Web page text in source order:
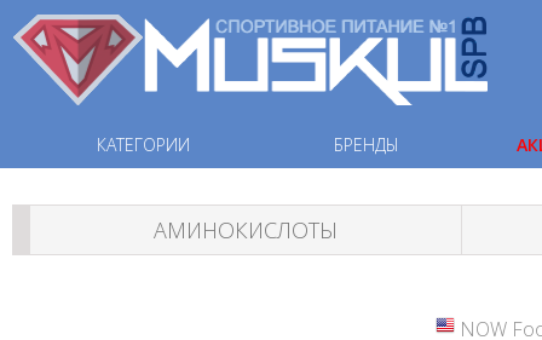
КАТЕГОРИИ БРЕНДЫ
АМИНОКИСЛОТЫ
NOW